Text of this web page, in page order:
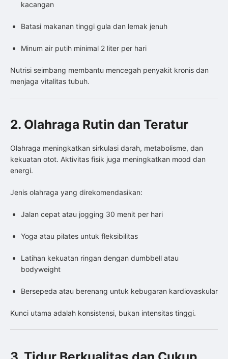
kacangan
Batasi makanan tinggi gula dan lemak jenuh
Minum air putih minimal 2 liter per hari
Nutrisi seimbang membantu mencegah penyakit kronis dan
menjaga vitalitas tubuh.
2. Olahraga Rutin dan Teratur
Olahraga meningkatkan sirkulasi darah, metabolisme, dan
kekuatan otot. Aktivitas fisik juga meningkatkan mood dan
energi.
Jenis olahraga yang direkomendasikan:
Jalan cepat atau jogging 30 menit per hari
Yoga atau pilates untuk fleksibilitas
Latihan kekuatan ringan dengan dumbbell atau
bodyweight
Bersepeda atau berenang untuk kebugaran kardiovaskular
Kunci utama adalah konsistensi, bukan intensitas tinggi.